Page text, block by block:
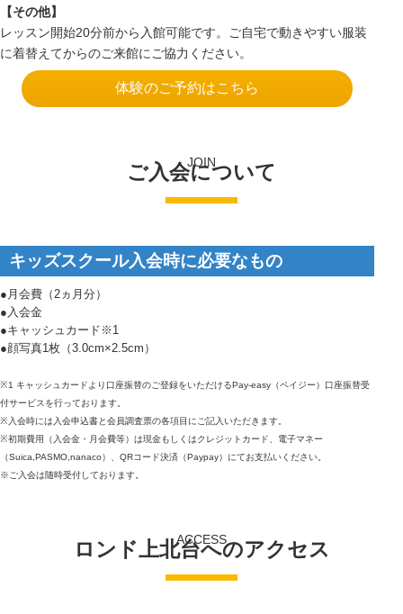
【その他】
レッスン開始20分前から入館可能です。ご自宅で動きやすい服装
に着替えてからのご来館にご協力ください。
体験のご予約はこちら
JOIN
ご入会について
キッズスクール入会時に必要なもの
●月会費（2ヵ月分）
●入会金
●キャッシュカード※1
●顔写真1枚（3.0cm×2.5cm）
※1 キャッシュカードより口座振替のご登録をいただけるPay-easy（ペイジー）口座振替受
付サービスを行っております。
※入会時には入会申込書と会員調査票の各項目にご記入いただきます。
※初期費用（入会金・月会費等）は現金もしくはクレジットカード、電子マネー
（Suica,PASMO,nanaco）、QRコード決済（Paypay）にてお支払いください。
※ご入会は随時受付しております。
ACCESS
ロンド上北台へのアクセス